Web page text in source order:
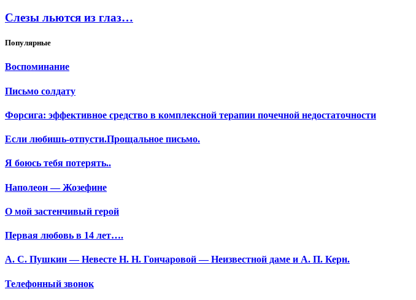
Слезы льются из глаз…
Популярные
Воспоминание
Письмо солдату
Форсига: эффективное средство в комплексной терапии почечной недостаточности
Если любишь-отпусти.Прощальное письмо.
Я боюсь тебя потерять..
Наполеон — Жозефине
О мой застенчивый герой
Первая любовь в 14 лет….
А. С. Пушкин — Невесте Н. Н. Гончаровой — Неизвестной даме и А. П. Керн.
Телефонный звонок